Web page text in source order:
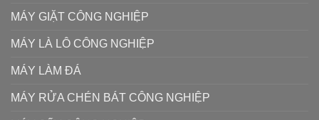
MÁY GIẶT CÔNG NGHIỆP
MÁY LÀ LÔ CÔNG NGHIỆP
MÁY LÀM ĐÁ
MÁY RỬA CHÉN BÁT CÔNG NGHIỆP